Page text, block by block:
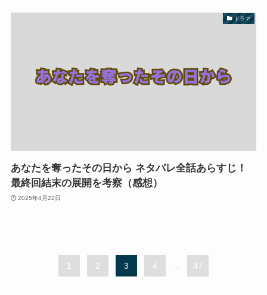
ドラマ
あなたを奪ったその日から ネタバレ全話あらすじ！
最終回結末の展開を考察（感想）
2025年4月22日
1 2 3 4 ... 47